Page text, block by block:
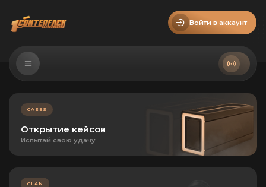
Войти в аккаунт
CASES
Открытие кейсов
Испытай свою удачу
CLAN